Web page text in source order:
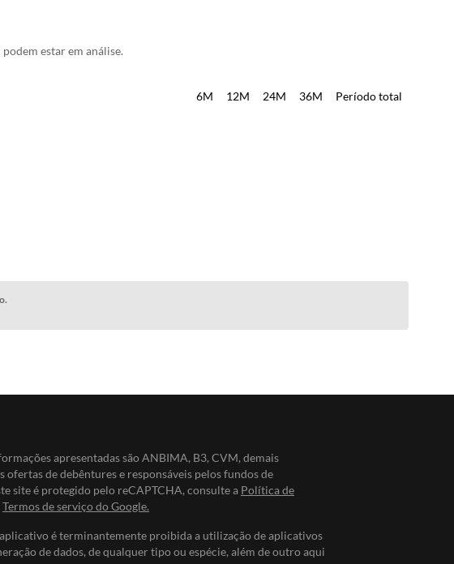
estar em análise.
6M 12M 24M 36M Período total
apresentadas são ANBIMA, B3, CVM, demais
ofertas de debêntures e responsáveis pelos fundos de
site é protegido pelo reCAPTCHA, consulte a Política de
Termos de serviço do Google.
é terminantemente proibida a utilização de aplicativos
de dados, de qualquer tipo ou espécie, além de outro aqui